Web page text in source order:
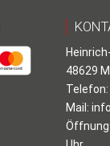
48629
Telefon:
Mail: